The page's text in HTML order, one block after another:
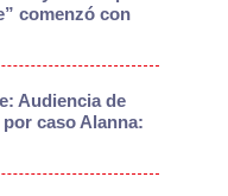
comenzó con
Audiencia de
caso Alanna: